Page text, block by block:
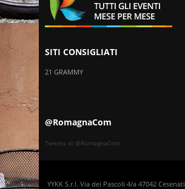
SITI CONSIGLIATI
21 GRAMMY
@RomagnaCom
Tweets di @RomagnaCom
YYKK S.r.l. Via dei Pascoli 4/a 47042